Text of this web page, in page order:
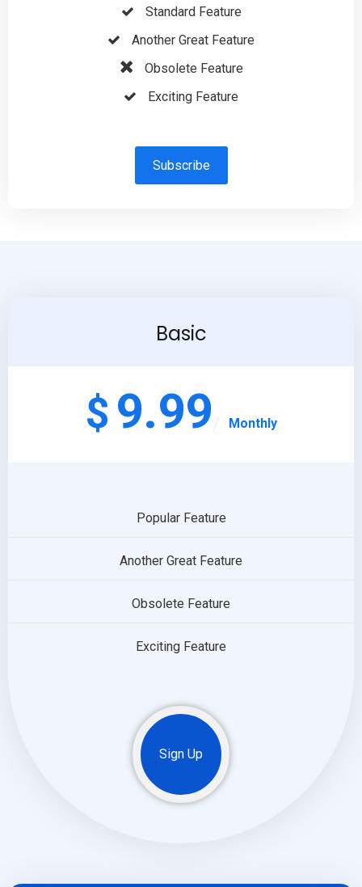
Standard Feature
Another Great Feature
Obsolete Feature
Exciting Feature
Subscribe
Basic
$ 9.99 Monthly
Popular Feature
Another Great Feature
Obsolete Feature
Exciting Feature
Sign Up